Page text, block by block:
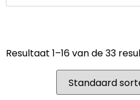
Resultaat 1–16 van de 33